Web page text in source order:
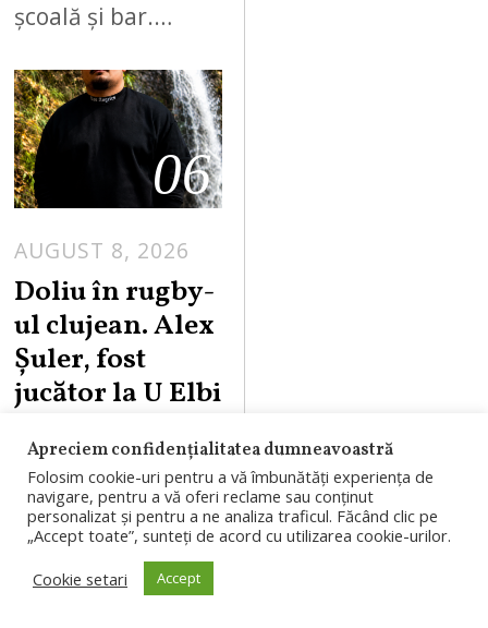
școală și bar.…
06
AUGUST 8, 2026
Doliu în rugby-
ul clujean. Alex
Șuler, fost
jucător la U Elbi
doar 25 de ani
Alex Șuler, fost
jucător al U Elbi
Cluj și component
Apreciem confidențialitatea dumneavoastră
Folosim cookie-uri pentru a vă îmbunătăți experiența de
navigare, pentru a vă oferi reclame sau conținut
personalizat și pentru a ne analiza traficul. Făcând clic pe
„Accept toate”, sunteți de acord cu utilizarea cookie-urilor.
Cookie setari
Accept